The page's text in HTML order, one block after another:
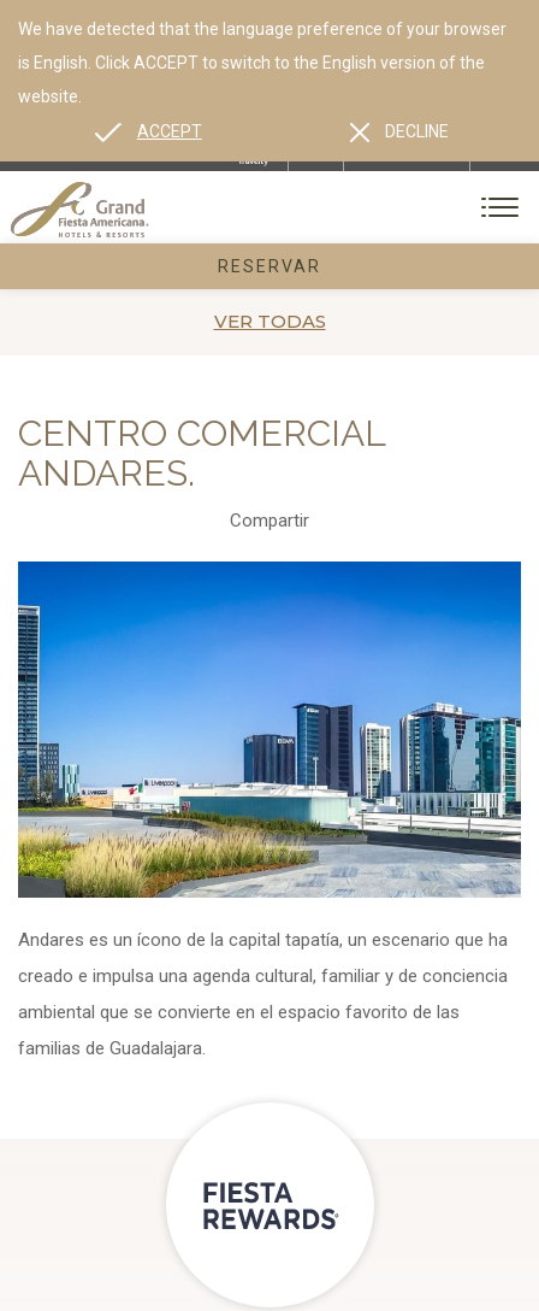
RESERVAR
We have detected that the language preference of your browser
is English. Click ACCEPT to switch to the English version of the
website.
ACCEPT
DECLINE
VER TODAS
CENTRO COMERCIAL
ANDARES.
Compartir
Andares es un ícono de la capital tapatía, un escenario que ha
creado e impulsa una agenda cultural, familiar y de conciencia
ambiental que se convierte en el espacio favorito de las
familias de Guadalajara.